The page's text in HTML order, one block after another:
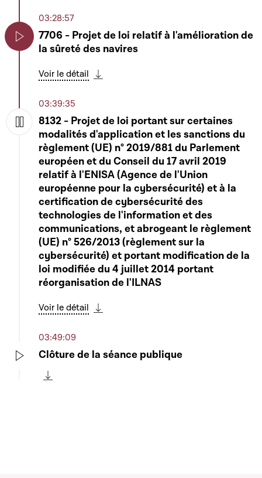
03:28:57
7706 - Projet de loi relatif à l'amélioration de
la sûreté des navires
Voir le détail
03:39:35
8132 - Projet de loi portant sur certaines
modalités d'application et les sanctions du
règlement (UE) n° 2019/881 du Parlement
européen et du Conseil du 17 avril 2019
relatif à l'ENISA (Agence de l'Union
européenne pour la cybersécurité) et à la
certification de cybersécurité des
technologies de l'information et des
communications, et abrogeant le règlement
(UE) n° 526/2013 (règlement sur la
cybersécurité) et portant modification de la
loi modifiée du 4 juillet 2014 portant
réorganisation de l'ILNAS
Voir le détail
03:49:09
Clôture de la séance publique